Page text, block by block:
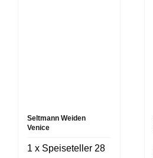
Seltmann Weiden
Venice
1 x Speiseteller 28